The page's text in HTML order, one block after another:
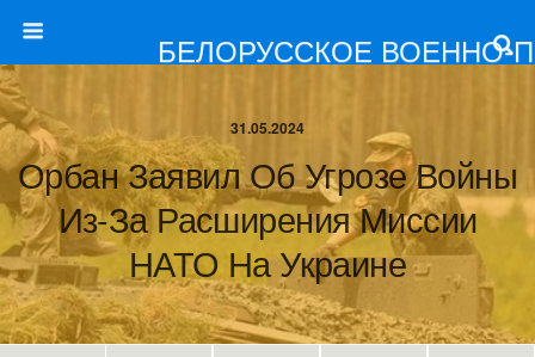
БЕЛОРУССКОЕ ВОЕННО-
31.05.2024
Орбан Заявил Об Угрозе Войны
Из-За Расширения Миссии
НАТО На Украине